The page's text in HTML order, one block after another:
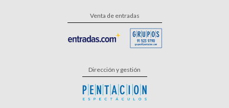
Venta de entradas
Dirección y gestión